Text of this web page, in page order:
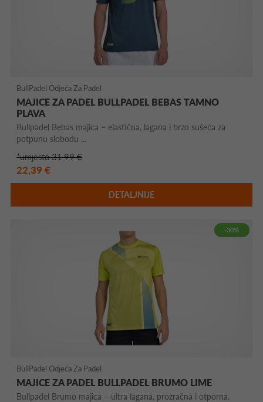
BullPadel Odjeća Za Padel
MAJICE ZA PADEL BULLPADEL BEBAS TAMNO
PLAVA
Bullpadel Bebas majica – elastična, lagana i brzo sušeća za
potpunu slobodu ...
*umjesto 31,99 €
22,39 €
DETALJNIJE
-30%
BullPadel Odjeća Za Padel
MAJICE ZA PADEL BULLPADEL BRUMO LIME
Bullpadel Brumo majica – ultra lagana, prozračna i otporna,